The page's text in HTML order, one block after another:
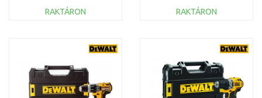
Tstak koffer
RAKTÁRON
Összehasonlítás
RAKTÁRON
Összehasonlítás